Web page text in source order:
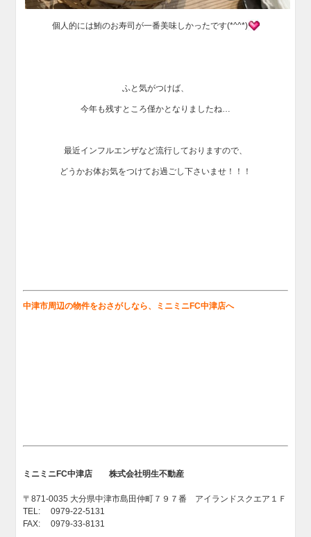
個人的には鮪のお寿司が一番美味しかったです(*^^*)
ふと気がつけば、
今年も残すところ僅かとなりましたね…
最近インフルエンザなど流行しておりますので、
どうかお体お気をつけてお過ごし下さいませ！！！
中津市周辺の物件をおさがしなら、ミニミニFC中津店へ
ミニミニFC中津店 株式会社明生不動産
〒871-0035 大分県中津市島田仲町７９７番 アイランドスクエア１Ｆ
TEL: 0979-22-5131
FAX: 0979-33-8131